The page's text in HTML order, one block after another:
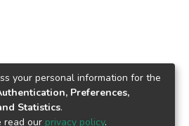
your personal information for the
Preferences,
Statistics.
read our privacy policy.